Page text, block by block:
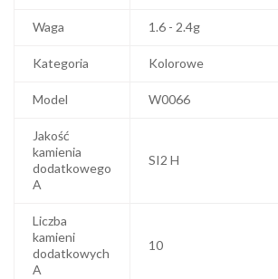
Waga 1.6 - 2.4g
Kategoria Kolorowe
Model W0066
Jakość
kamienia
dodatkowego
A
SI2 H
Liczba
kamieni
dodatkowych
A
10